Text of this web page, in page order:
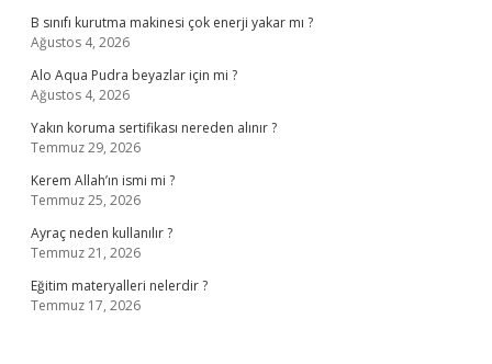
B sınıfı kurutma makinesi çok enerji yakar mı ?
Ağustos 4, 2026
Alo Aqua Pudra beyazlar için mi ?
Ağustos 4, 2026
Yakın koruma sertifikası nereden alınır ?
Temmuz 29, 2026
Kerem Allah’ın ismi mi ?
Temmuz 25, 2026
Ayraç neden kullanılır ?
Temmuz 21, 2026
Eğitim materyalleri nelerdir ?
Temmuz 17, 2026